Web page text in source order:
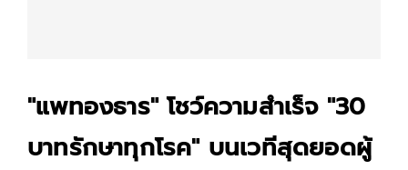
"แพทองธาร" โชว์ความสำเร็จ "30
บาทรักษาทุกโรค" บนเวทีสุดยอดผู้